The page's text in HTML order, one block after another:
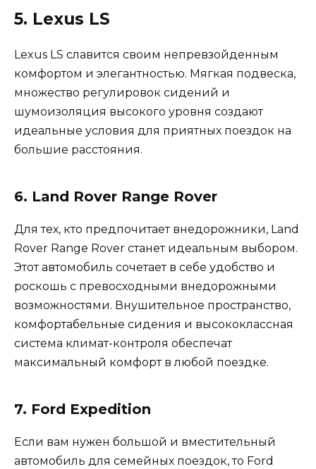
5. Lexus LS
Lexus LS славится своим непревзойденным
комфортом и элегантностью. Мягкая подвеска,
множество регулировок сидений и
шумоизоляция высокого уровня создают
идеальные условия для приятных поездок на
большие расстояния.
6. Land Rover Range Rover
Для тех, кто предпочитает внедорожники, Land
Rover Range Rover станет идеальным выбором.
Этот автомобиль сочетает в себе удобство и
роскошь с превосходными внедорожными
возможностями. Внушительное пространство,
комфортабельные сидения и высококлассная
система климат-контроля обеспечат
максимальный комфорт в любой поездке.
7. Ford Expedition
Если вам нужен большой и вместительный
автомобиль для семейных поездок, то Ford